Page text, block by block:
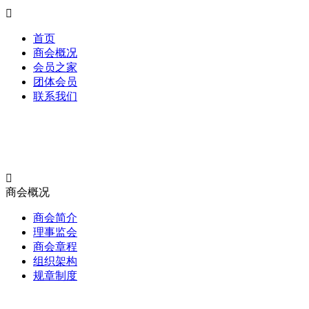

首页
商会概况
会员之家
团体会员
联系我们

商会概况
商会简介
理事监会
商会章程
组织架构
规章制度